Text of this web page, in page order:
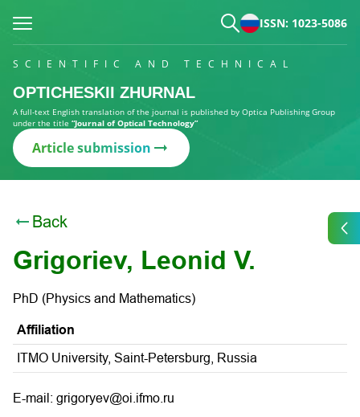
ISSN: 1023-5086
SCIENTIFIC AND TECHNICAL
OPTICHESKII ZHURNAL
A full-text English translation of the journal is published by Optica Publishing Group
under the title “Journal of Optical Technology”
Article submission
Back
Grigoriev, Leonid V.
PhD (Physics and Mathematics)
Affiliation
ITMO University, Saint-Petersburg, Russia
E-mail: grigoryev@oi.ifmo.ru